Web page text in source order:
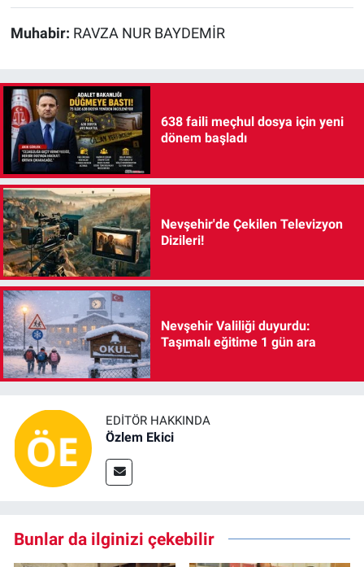
Muhabir: RAVZA NUR BAYDEMİR
638 faili meçhul dosya için yeni
dönem başladı
Nevşehir'de Çekilen Televizyon
Dizileri!
Nevşehir Valiliği duyurdu:
Taşımalı eğitime 1 gün ara
EDITÖR HAKKINDA
Özlem Ekici
Bunlar da ilginizi çekebilir